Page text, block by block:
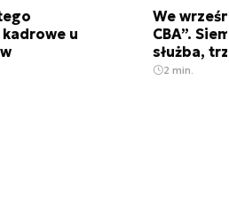
u
We
CBA”.
służba,
2 min.